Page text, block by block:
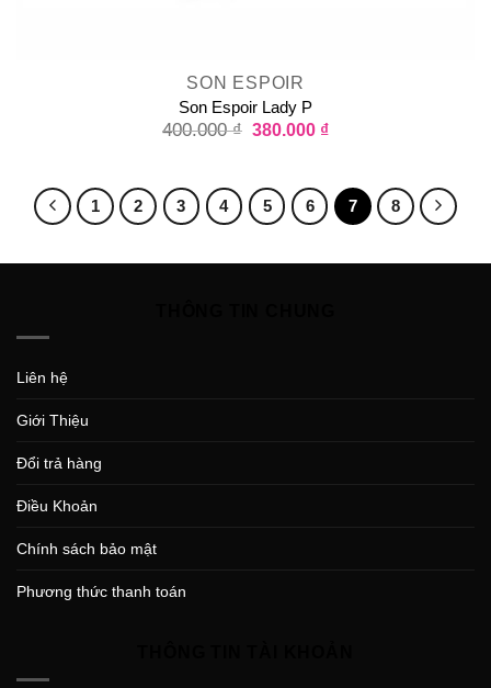
SON ESPOIR
Son Espoir Lady P
400.000₫ 380.000 ₫
1 2 3 4 5 6 7 8
Liên hệ
Giới Thiệu
Đổi trả hàng
Điều Khoản
Chính sách bảo mật
Phương thức thanh toán